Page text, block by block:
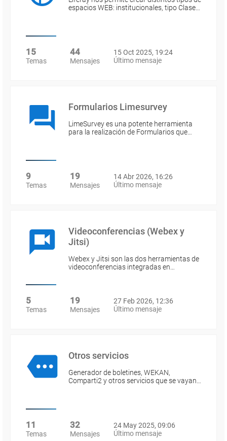
espacios WEB: institucionales, tipo Clase…
15
Temas
44
Mensajes
15 Oct 2025, 19:24
Último mensaje
Formularios Limesurvey
LimeSurvey es una potente herramienta
para la realización de Formularios que…
9
Temas
19
Mensajes
14 Abr 2026, 16:26
Último mensaje
Videoconferencias (Webex y
Jitsi)
Webex y Jitsi son las dos herramientas de
videoconferencias integradas en…
5
Temas
19
Mensajes
27 Feb 2026, 12:36
Último mensaje
Otros servicios
Generador de boletines, WEKAN,
Comparti2 y otros servicios que se vayan…
11
Temas
32
Mensajes
24 May 2025, 09:06
Último mensaje